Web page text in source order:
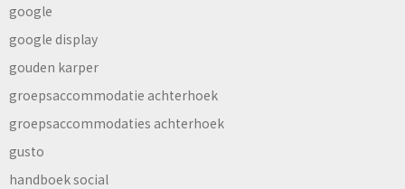
google
google display
gouden karper
groepsaccommodatie achterhoek
groepsaccommodaties achterhoek
gusto
handboek social